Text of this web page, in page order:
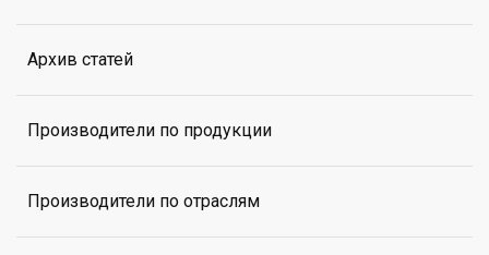
Архив статей
Производители по продукции
Производители по отраслям